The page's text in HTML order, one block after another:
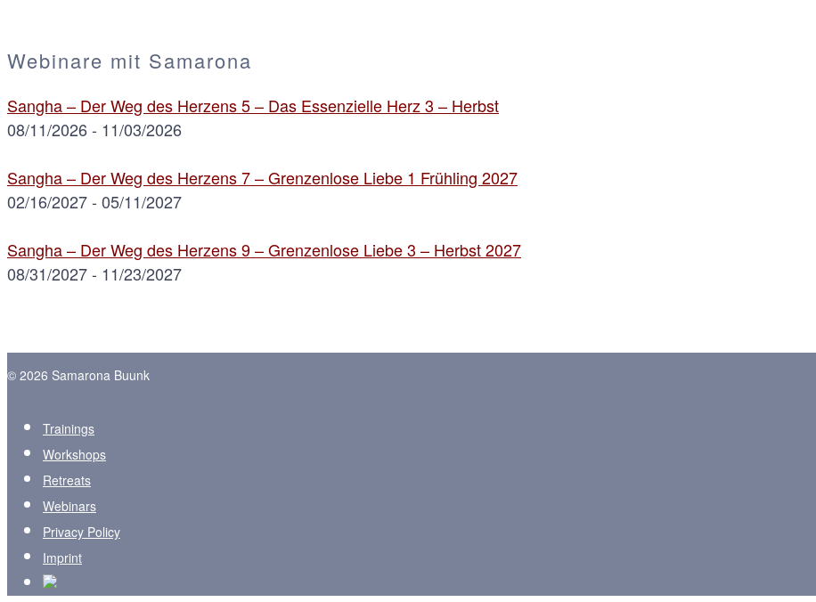
Webinare mit Samarona
Sangha – Der Weg des Herzens 5 – Das Essenzielle Herz 3 – Herbst
08/11/2026 - 11/03/2026
Sangha – Der Weg des Herzens 7 – Grenzenlose Liebe 1 Frühling 2027
02/16/2027 - 05/11/2027
Sangha – Der Weg des Herzens 9 – Grenzenlose Liebe 3 – Herbst 2027
08/31/2027 - 11/23/2027
© 2026 Samarona Buunk
Trainings
Workshops
Retreats
Webinars
Privacy Policy
Imprint